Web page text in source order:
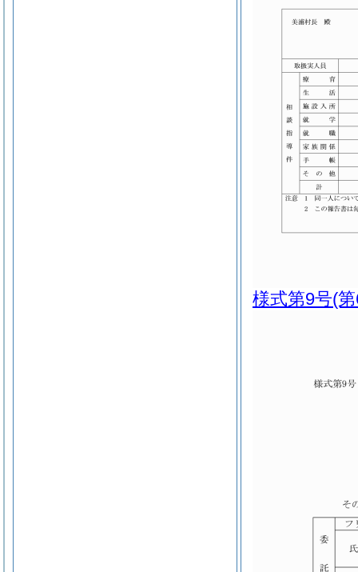
様式第9号(